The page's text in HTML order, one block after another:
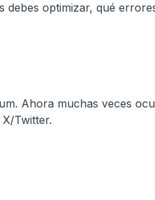
debes optimizar, qué
Ahora muchas veces
Twitter.